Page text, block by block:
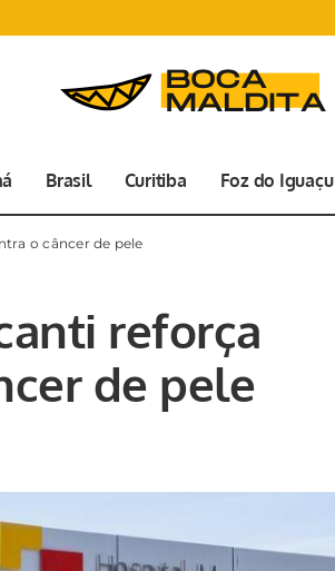
Brasil Curitiba Foz do Iguaçu
o câncer de pele
reforça
de pele